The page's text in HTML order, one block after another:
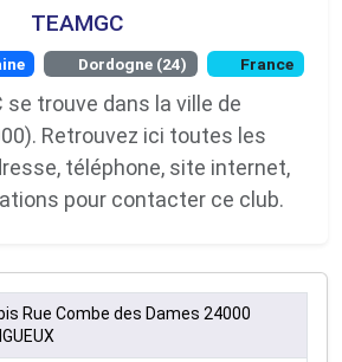
TEAMGC
Dordogne (24) France
se trouve dans la ville de
Retrouvez ici toutes les
téléphone, site internet,
pour contacter ce club.
Rue Combe des Dames 24000